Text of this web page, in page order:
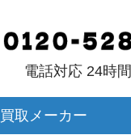
電話対応 24時間
買取メーカー